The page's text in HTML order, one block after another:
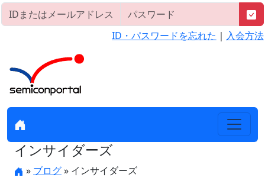
ID・パスワードを忘れた ｜ 入会方法
インサイダーズ
» ブログ» インサイダーズ